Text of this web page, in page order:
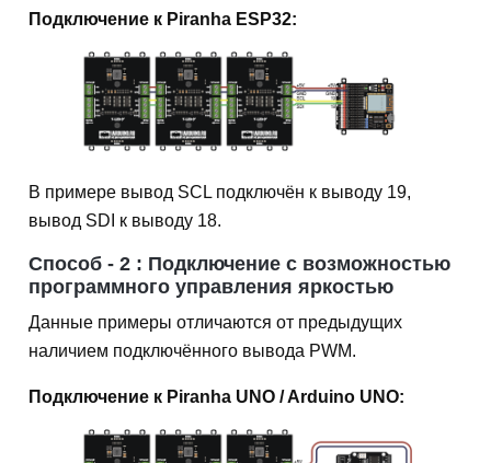
Подключение к Piranha ESP32:
В примере вывод SCL подключён к выводу 19,
вывод SDI к выводу 18.
Способ - 2 : Подключение с возможностью
программного управления яркостью
Данные примеры отличаются от предыдущих
наличием подключённого вывода PWM.
Подключение к Piranha UNO / Arduino UNO: